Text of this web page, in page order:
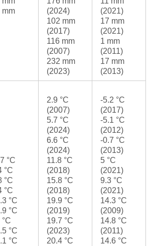
mm
(2024)
102 mm
(2017)
116 mm
(2007)
232 mm
(2023)
(2021)
17 mm
(2021)
1 mm
(2011)
17 mm
(2013)
°C
°C
°C
°C
°C
°C
°C
°C
2.9 °C
(2007)
5.7 °C
(2024)
6.6 °C
(2024)
11.8 °C
(2018)
15.8 °C
(2018)
19.9 °C
(2019)
19.7 °C
(2023)
20.4 °C
-5.2 °C
(2017)
-5.1 °C
(2012)
-0.7 °C
(2013)
5 °C
(2021)
9.3 °C
(2021)
14.3 °C
(2009)
14.8 °C
(2011)
14.6 °C